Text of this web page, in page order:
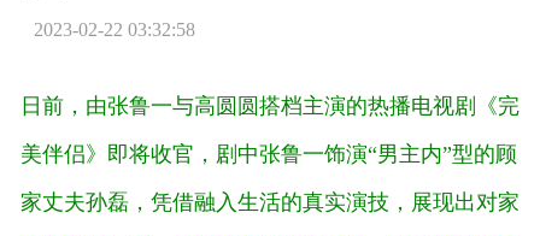
2023-02-22 03:32:58
日前，由张鲁一与高圆圆搭档主演的热播电视剧《完
美伴侣》即将收官，剧中张鲁一饰演“男主内”型的顾
家丈夫孙磊，凭借融入生活的真实演技，展现出对家